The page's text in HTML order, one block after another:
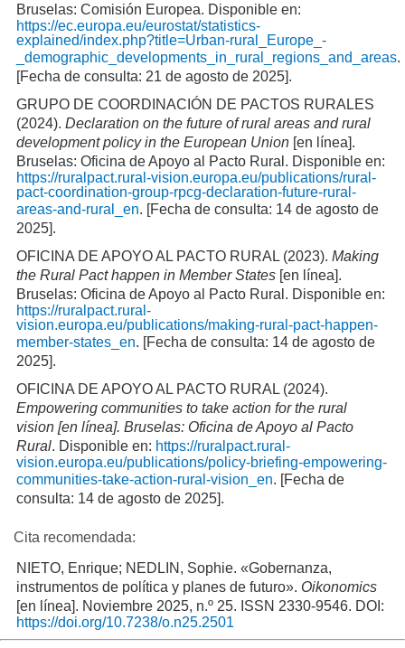
Bruselas: Comisión Europea. Disponible en:
https://ec.europa.eu/eurostat/statistics-
explained/index.php?title=Urban-rural_Europe_-
_demographic_developments_in_rural_regions_and_areas.
[Fecha de consulta: 21 de agosto de 2025].
GRUPO DE COORDINACIÓN DE PACTOS RURALES
(2024). Declaration on the future of rural areas and rural
development policy in the European Union[en línea].
Bruselas: Oficina de Apoyo al Pacto Rural. Disponible en:
https://ruralpact.rural-vision.europa.eu/publications/rural-
pact-coordination-group-rpcg-declaration-future-rural-
areas-and-rural_en. [Fecha de consulta: 14 de agosto de
2025].
OFICINA DE APOYO AL PACTO RURAL (2023). Making
the Rural Pact happen in Member States[en línea].
Bruselas: Oficina de Apoyo al Pacto Rural. Disponible en:
https://ruralpact.rural-
vision.europa.eu/publications/making-rural-pact-happen-
member-states_en. [Fecha de consulta: 14 de agosto de
2025].
OFICINA DE APOYO AL PACTO RURAL (2024).
Empowering communities to take action for the rural
vision [en línea]. Bruselas: Oficina de Apoyo al Pacto
Rural. Disponible en: https://ruralpact.rural-
vision.europa.eu/publications/policy-briefing-empowering-
communities-take-action-rural-vision_en. [Fecha de
consulta: 14 de agosto de 2025].
Cita recomendada:
NIETO, Enrique; NEDLIN, Sophie. «Gobernanza,
instrumentos de política y planes de futuro». Oikonomics
[en línea]. Noviembre 2025, n.º 25. ISSN 2330-9546. DOI:
https://doi.org/10.7238/o.n25.2501